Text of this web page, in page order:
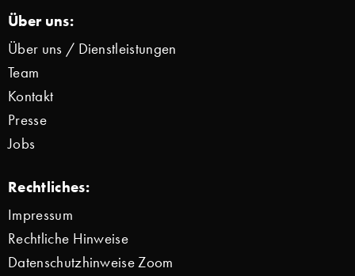
Über uns:
Über uns / Dienstleistungen
Team
Kontakt
Presse
Jobs
Rechtliches:
Impressum
Rechtliche Hinweise
Datenschutzhinweise Zoom